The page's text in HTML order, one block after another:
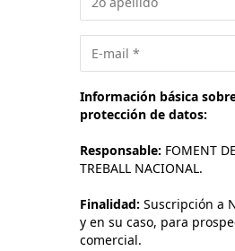
Información básica
protección de datos:
Responsable: FOMENT
TREBALL NACIONAL.
Finalidad: Suscripción a
y en su caso, para
comercial.